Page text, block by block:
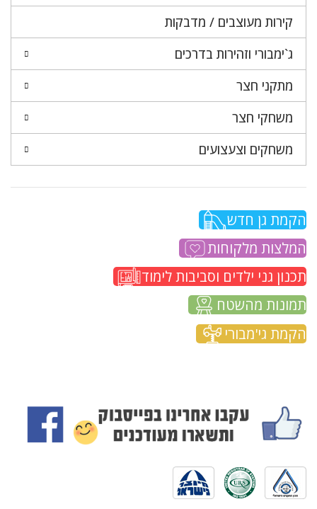
קירות מעוצבים / מדבקות
ג`ימבורי וזהירות בדרכים
מתקני חצר
משחקי חצר
משחקים וצעצועים
הקמת גן חדש
המלצות מלקוחות
תכנון גני ילדים וסביבות לימוד
תמונות מהשטח
הקמת גי'מבורי